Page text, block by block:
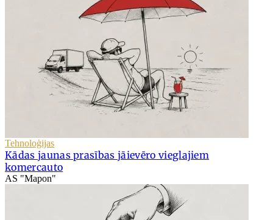
Tehnoloģijas
Kādas jaunas prasības jāievēro vieglajiem
komercauto
AS "Mapon"